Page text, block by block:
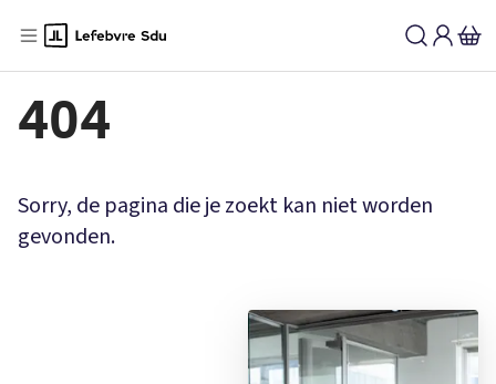
404
Sorry, de pagina die je zoekt kan niet worden
gevonden.